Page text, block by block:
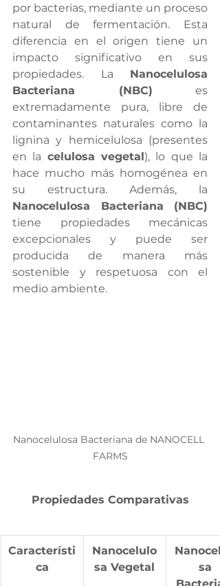
por bacterias, mediante un proceso
natural de fermentación. Esta
diferencia en el origen tiene un
impacto significativo en sus
propiedades. La Nanocelulosa
Bacteriana (NBC) es
extremadamente pura, libre de
contaminantes naturales como la
lignina y hemicelulosa (presentes
en la celulosa vegetal), lo que la
hace mucho más homogénea en
tiene propiedades mecánicas
excepcionales y puede ser
producida de manera más
sostenible y respetuosa con el
medio ambiente.
Nanocelulosa Bacteriana de NANOCELL
FARMS
Propiedades Comparativas
Característi
ca
Nanocelulo
sa Vegetal
sa